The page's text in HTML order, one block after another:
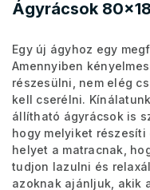
Ágyrácsok
Egy új ágyhoz egy
Amennyiben
részesülni, nem elég
kell cserélni.
állítható ágyrácsok is
hogy melyiket részesíti
helyet a matracnak,
tudjon lazulni és
azoknak ajánljuk, akik